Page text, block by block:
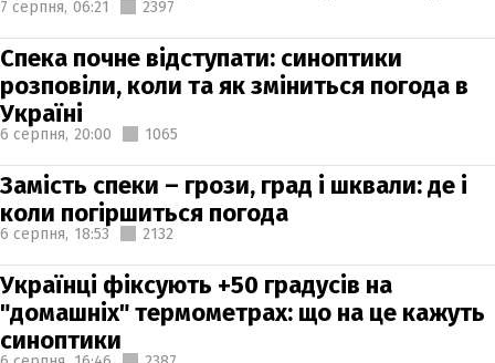
7 серпня, 06:21 2397
Спека почне відступати: синоптики
розповіли, коли та як зміниться погода в
Україні
6 серпня, 20:00 1065
Замість спеки – грози, град і шквали: де і
коли погіршиться погода
6 серпня, 18:53 2132
Українці фіксують +50 градусів на
"домашніх" термометрах: що на це кажуть
синоптики